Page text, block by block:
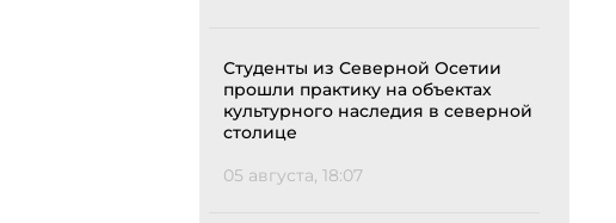
Студенты из Северной Осетии
прошли практику на объектах
культурного наследия в северной
столице
05 августа, 18:07